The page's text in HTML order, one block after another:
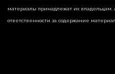
материалы принадлежат их владельцам.
ответственности за содержание